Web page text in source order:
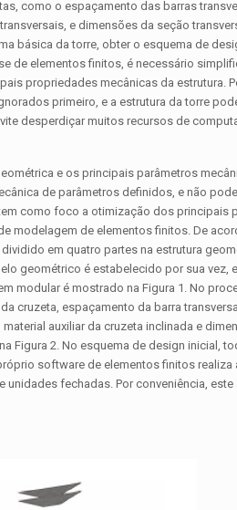
como o espaçamento das barras
e dimensões da seção
básica da torre, obter o esquema de
de elementos finitos, é necessário
propriedades mecânicas da estrutura.
primeiro, e a estrutura da torre
desperdiçar muitos recursos de
e os principais parâmetros
de parâmetros definidos, e não
como foco a otimização dos principais
modelagem de elementos finitos. De
em quatro partes na estrutura
geométrico é estabelecido por sua
modular é mostrado na Figura 1. No
cruzeta, espaçamento da barra
auxiliar da cruzeta inclinada e
Figura 2. No esquema de design inicial,
software de elementos finitos
fechadas. Por conveniência,